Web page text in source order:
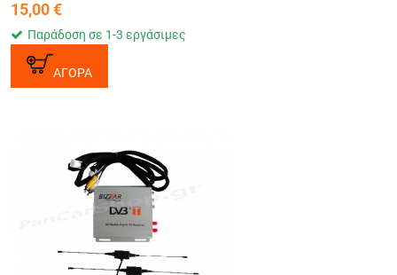
15,00€
Παράδοση σε 1-3 εργάσιμες
ΑΓΟΡΑ